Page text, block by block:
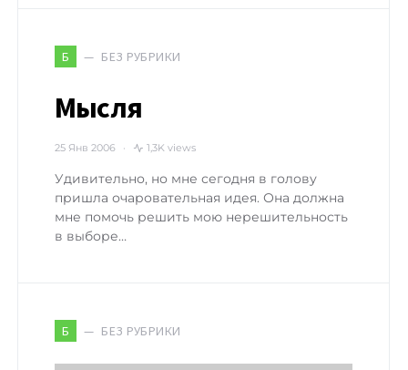
Б БЕЗ РУБРИКИ
Мысля
25 Янв 2006 1,3K views
Удивительно, но мне сегодня в голову
пришла очаровательная идея. Она должна
мне помочь решить мою нерешительность
в выборе…
Б БЕЗ РУБРИКИ